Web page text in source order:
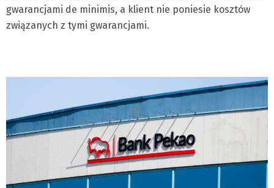
gwarancjami de minimis, a klient nie poniesie kosztów
związanych z tymi gwarancjami.